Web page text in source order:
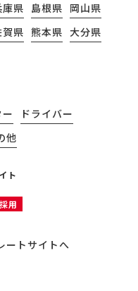
ト
用
ートサイトへ
庫県 島根県 岡山県
賀県 熊本県 大分県
ドライバー
他